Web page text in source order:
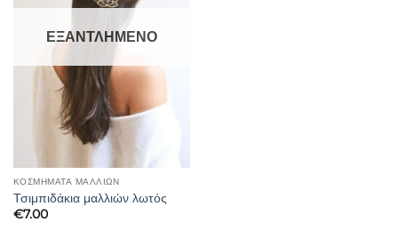
ΕΞΑΝΤΛΗΜΈΝΟ
ΚΟΣΜΗΜΑΤΑ ΜΑΛΛΙΩΝ
Τσιμπιδάκια μαλλιών λωτός
€7.00